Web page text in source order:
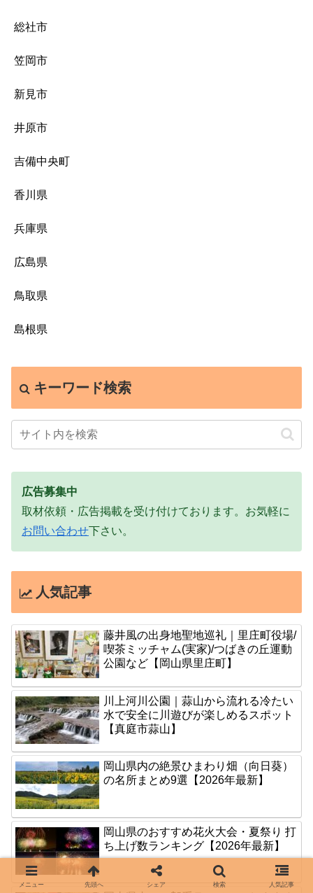
総社市
笠岡市
新見市
井原市
吉備中央町
香川県
兵庫県
広島県
鳥取県
島根県
キーワード検索
広告募集中
取材依頼・広告掲載を受け付けております。お気軽に
お問い合わせ下さい。
人気記事
藤井風の出身地聖地巡礼｜里庄町役場/
喫茶ミッチャム(実家)/つばきの丘運動
公園など【岡山県里庄町】
川上河川公園｜蒜山から流れる冷たい
水で安全に川遊びが楽しめるスポット
【真庭市蒜山】
岡山県内の絶景ひまわり畑（向日葵）
の名所まとめ9選【2026年最新】
岡山県のおすすめ花火大会・夏祭り 打
ち上げ数ランキング【2026年最新】
メニュー 先頭へ シェア 検索 人気記事